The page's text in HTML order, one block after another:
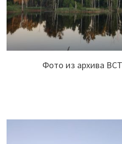
Фото из архива